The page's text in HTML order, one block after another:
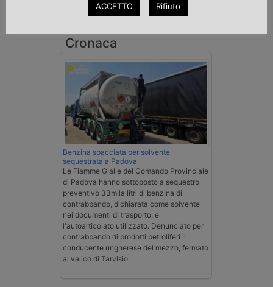
Cronaca
Benzina spacciata per solvente
sequestrata a Padova
Le Fiamme Gialle del Comando Provinciale
di Padova hanno sottoposto a sequestro
preventivo 33mila litri di benzina di
contrabbando, dichiarata come solvente
nei documenti di trasporto, e
l'autoarticolato utilizzato. Denunciato per
contrabbando di prodotti petroliferi il
conducente ungherese del mezzo, fermato
al valico di Tarvisio.
ACCETTO Rifiuto